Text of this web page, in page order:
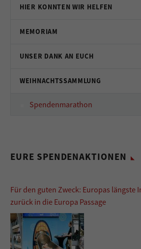
HIER KONNTEN WIR HELFEN
MEMORIAM
UNSER DANK AN EUCH
WEIHNACHTSSAMMLUNG
Spendenmarathon
EURE SPENDENAKTIONEN
Für den guten Zweck: Europas längste
zurück in die Europa Passage